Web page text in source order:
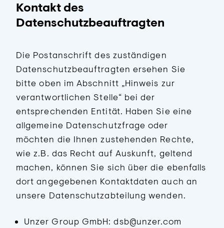
Kontakt des
Datenschutzbeauftragten
Die Postanschrift des zuständigen
Datenschutzbeauftragten ersehen Sie
bitte oben im Abschnitt „Hinweis zur
verantwortlichen Stelle“ bei der
entsprechenden Entität. Haben Sie eine
allgemeine Datenschutzfrage oder
möchten die Ihnen zustehenden Rechte,
wie z.B. das Recht auf Auskunft, geltend
machen, können Sie sich über die ebenfalls
dort angegebenen Kontaktdaten auch an
unsere Datenschutzabteilung wenden.
Unzer Group GmbH: dsb@unzer.com